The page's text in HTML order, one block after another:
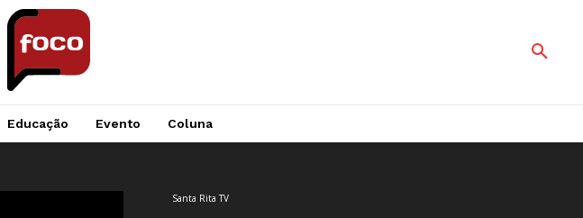
Educação Evento Coluna
Santa Rita TV